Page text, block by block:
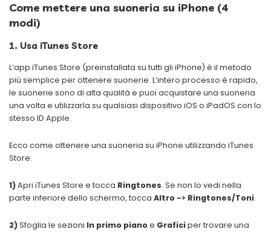
Come mettere una suoneria su iPhone (4
modi)
1. Usa iTunes Store
L’app iTunes Store (preinstallata su tutti gli iPhone) è il metodo
più semplice per ottenere suonerie. L’intero processo è rapido,
le suonerie sono di alta qualità e puoi acquistare una suoneria
una volta e utilizzarla su qualsiasi dispositivo iOS o iPadOS con lo
stesso ID Apple.
Ecco come ottenere una suoneria su iPhone utilizzando iTunes
Store:
1)Apri iTunes Store e tocca Ringtones. Se non lo vedi nella
parte inferiore dello schermo, tocca Altro -> Ringtones/Toni.
2)Sfoglia le sezioni In primo pianoe Graficiper trovare una